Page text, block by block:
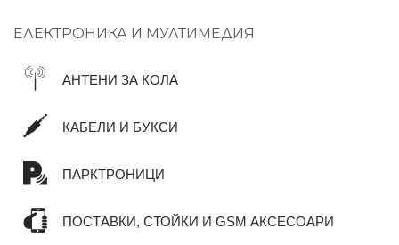
ЕЛЕКТРОНИКА И МУЛТИМЕДИЯ
АНТЕНИ ЗА КОЛА
КАБЕЛИ И БУКСИ
ПАРКТРОНИЦИ
ПОСТАВКИ, СТОЙКИ И GSM АКСЕСОАРИ